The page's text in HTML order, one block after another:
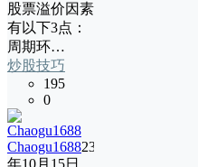
股票溢价因素
有以下3点：
周期环…
炒股技巧
195
0
Chaogu168823
年10月15日